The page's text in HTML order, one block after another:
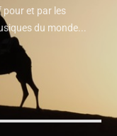
et par les
du monde...